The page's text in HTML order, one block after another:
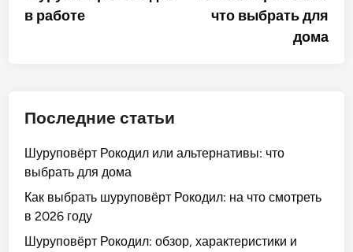
в работе
что выбрать для
дома
Последние статьи
Шуруповёрт Рокодил или альтернативы: что
выбрать для дома
Как выбрать шуруповёрт Рокодил: на что смотреть
в 2026 году
Шуруповёрт Рокодил: обзор, характеристики и